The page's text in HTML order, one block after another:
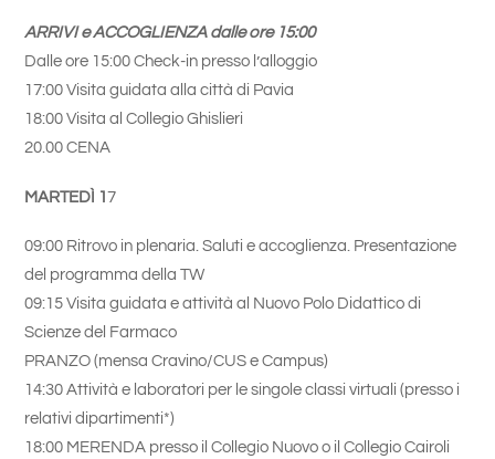
ARRIVI e ACCOGLIENZA dalle ore 15:00
Dalle ore 15:00 Check-in presso l’alloggio
17:00 Visita guidata alla città di Pavia
18:00 Visita al Collegio Ghislieri
20.00 CENA
MARTEDÌ 17
09:00 Ritrovo in plenaria. Saluti e accoglienza. Presentazione
del programma della TW
09:15 Visita guidata e attività al Nuovo Polo Didattico di
Scienze del Farmaco
PRANZO (mensa Cravino/CUS e Campus)
14:30 Attività e laboratori per le singole classi virtuali (presso i
relativi dipartimenti*)
18:00 MERENDA presso il Collegio Nuovo o il Collegio Cairoli